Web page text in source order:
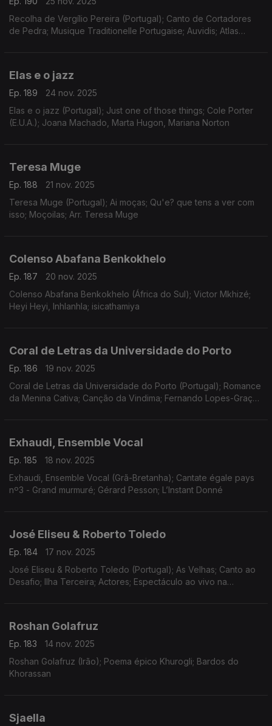
Recolha de Vergílio Pereira (Portugal); Canto de Cortadores
de Pedra; Musique Traditionelle Portugaise; Auvidis; Atlas
Elas e o jazz
Ep. 189
24 nov. 2025
Elas e o jazz (Portugal); Just one of those things; Cole Porter
(E.U.A.); Joana Machado, Marta Hugon, Mariana Norton
Teresa Muge
Ep. 188
21 nov. 2025
Teresa Muge (Portugal); Ai moças; Qu'e? que tens a ver com
isso; Moçoilas; Arr. Teresa Muge
Colenso Abafana Benkokhelo
Ep. 187
20 nov. 2025
Colenso Abafana Benkokhelo (África do Sul); Victor Mkhizé;
Heyi Heyi, Inhlanhla; isicathamiya
Coral de Letras da Universidade do Porto
Ep. 186
19 nov. 2025
Coral de Letras da Universidade do Porto (Portugal); Romance
da Menina Cativa; Canção da Vindima; Fernando Lopes-Graça;
Exhaudi, Ensemble Vocal
Ep. 185
18 nov. 2025
Exhaudi, Ensemble Vocal (Grã-Bretanha); Cantate égale pays
nº3 - Grand murmuré; Gérard Pesson; L’Instant Donné
José Eliseu & Roberto Toledo
Ep. 184
17 nov. 2025
José Eliseu & Roberto Toledo (Portugal); As Velhas; Canto ao
Desafio; Ilha Terceira; Actores; Espectáculo ao vivo na
Roshan Golafruz
Ep. 183
14 nov. 2025
Roshan Golafruz (Irão); Poema épico Khurogli; Bardos do
Khorassan
Sjaella